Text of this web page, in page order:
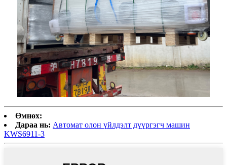
Өмнөх:
Дараа нь: Автомат олон үйлдэлт дүүргэгч машин
KWS6911-3